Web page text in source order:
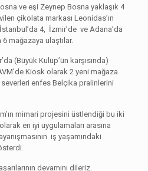
ve eşi Zeynep Bosna yaklaşık 4
çikolata markası Leonidas’ın
4, İzmir’de ve Adana’da
mağazaya ulaştılar.
(Büyük Kulüp’ün karşısında)
Kiosk olarak 2 yeni mağaza
enfes Belçika pralinlerini
mimari projesini üstlendiği bu iki
en iyi uygulamaları arasına
iş yaşamındaki
devamını dileriz.